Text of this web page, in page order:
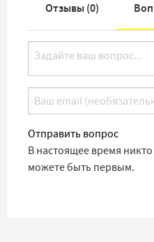
Отзывы (0)
Отправить вопрос
В настоящее время
можете быть первым.